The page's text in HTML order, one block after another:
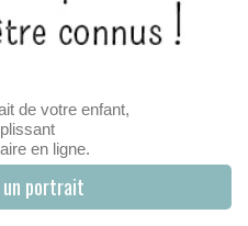
de votre enfant,
en ligne.
un portrait